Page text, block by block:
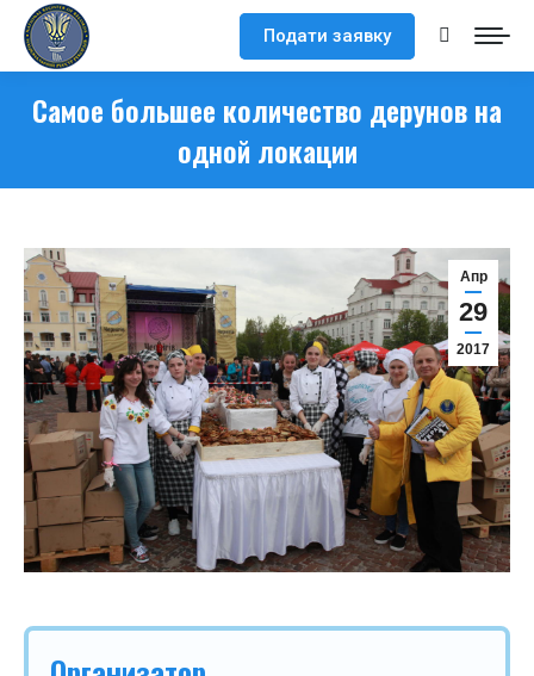
Подати заявку Поиск:
Самое большее количество дерунов на
одной локации
Апр
29
2017